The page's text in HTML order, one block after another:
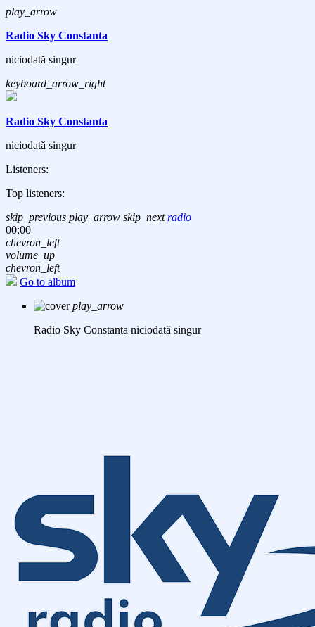
play_arrow
Radio Sky Constanta
niciodată singur
keyboard_arrow_right
Radio Sky Constanta
niciodată singur
Listeners:
Top listeners:
skip_previous play_arrow skip_next radio
00:00
chevron_left
volume_up
chevron_left
Go to album
play_arrow
Radio Sky Constanta niciodată singur